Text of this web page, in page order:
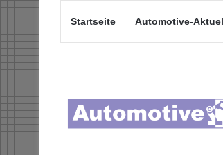
Startseite Automotive-